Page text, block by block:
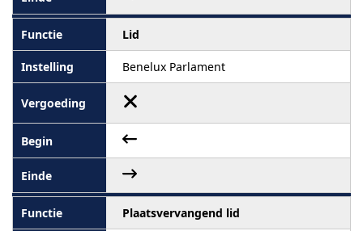
Lid
Benelux Parlament
Plaatsvervangend lid